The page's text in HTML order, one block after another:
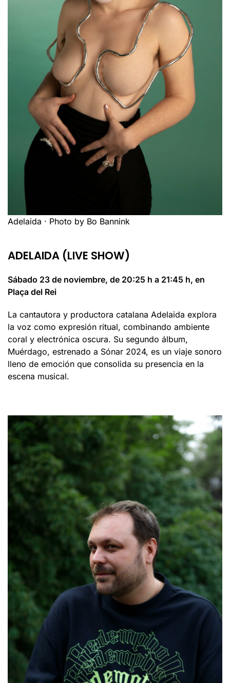
Adelaida · Photo by Bo Bannink
ADELAIDA (LIVE SHOW)
Sábado 23 de noviembre, de 20:25 h a 21:45 h, en
Plaça del Rei
La cantautora y productora catalana Adelaida explora
la voz como expresión ritual, combinando ambiente
coral y electrónica oscura. Su segundo álbum,
Muérdago, estrenado a Sónar 2024, es un viaje sonoro
lleno de emoción que consolida su presencia en la
escena musical.